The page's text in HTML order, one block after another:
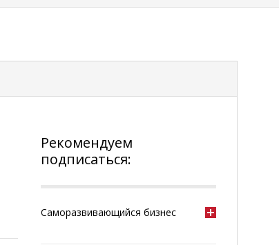
Рекомендуем
подписаться:
Саморазвивающийся бизнес